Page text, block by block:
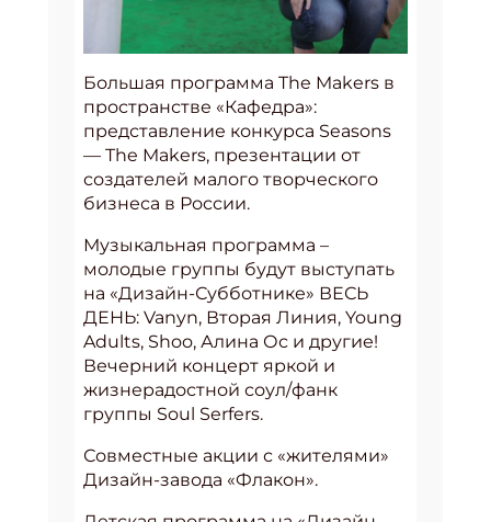
Большая программа The Makers в
пространстве «Кафедра»:
представление конкурса Seasons
— The Makers, презентации от
создателей малого творческого
бизнеса в России.
Музыкальная программа –
молодые группы будут выступать
на «Дизайн-Субботнике» ВЕСЬ
ДЕНЬ: Vanyn, Вторая Линия, Young
Adults, Shoo, Алина Ос и другие!
Вечерний концерт яркой и
жизнерадостной соул/фанк
группы Soul Serfers.
Совместные акции с «жителями»
Дизайн-завода «Флакон».